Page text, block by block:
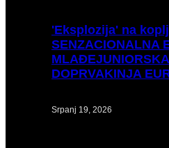
'Eksplozija' na
SENZACIONALNA
MLAĐEJUNIORSKA
DOPRVAKINJA
Srpanj 19, 2026